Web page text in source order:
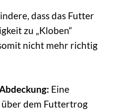
dass das Futter
zu „Kloben“
nicht mehr richtig
Eine
dem Futtertrog